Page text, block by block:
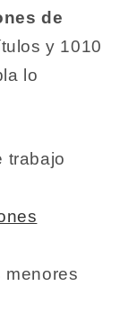
de
y 1010
lo
trabajo
menores